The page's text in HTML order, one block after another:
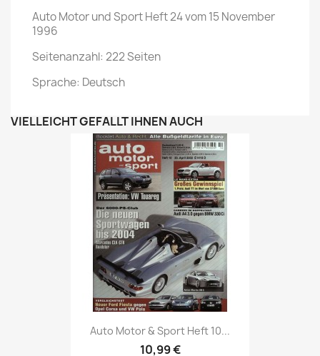
Auto Motor und Sport Heft 24 vom 15 November
1996
Seitenanzahl: 222 Seiten
Sprache: Deutsch
VIELLEICHT GEFÄLLT IHNEN AUCH
Vorschau
Auto Motor & Sport Heft 10...
10,99 €